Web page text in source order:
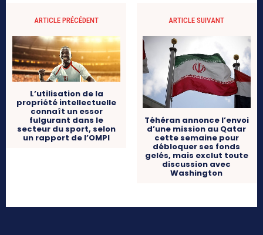
ARTICLE PRÉCÉDENT
L’utilisation de la
propriété intellectuelle
connaît un essor
fulgurant dans le
secteur du sport, selon
un rapport de l’OMPI
ARTICLE SUIVANT
Téhéran annonce l’envoi
d’une mission au Qatar
cette semaine pour
débloquer ses fonds
gelés, mais exclut toute
discussion avec
Washington